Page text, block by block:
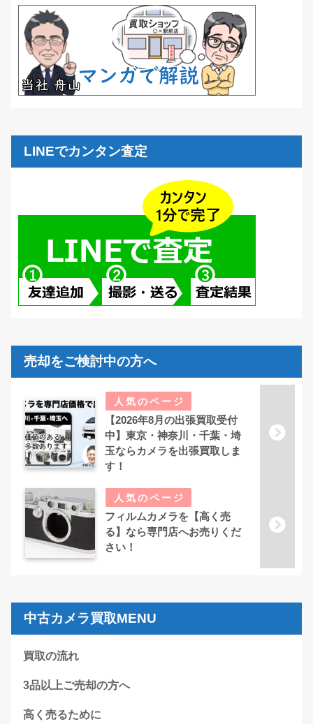
LINEでカンタン査定
売却をご検討中の方へ
【2026年8月の出張買取受付
中】東京・神奈川・千葉・埼
玉ならカメラを出張買取しま
す！
フィルムカメラを【高く売
る】なら専門店へお売りくだ
さい！
中古カメラ買取MENU
買取の流れ
3品以上ご売却の方へ
高く売るために